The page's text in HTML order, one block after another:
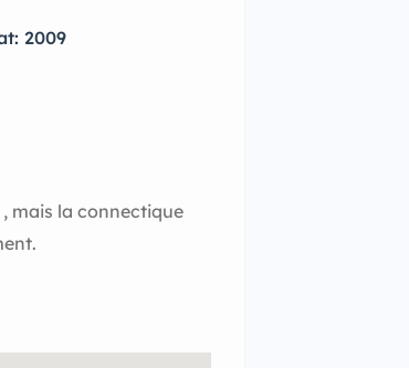
2009
mais la connectique